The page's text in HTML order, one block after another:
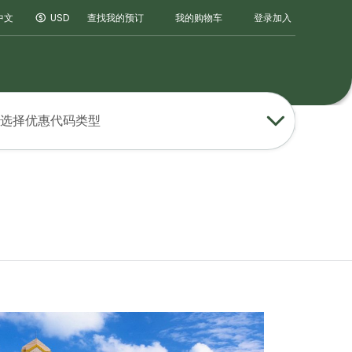
文 USD 查找我的预订 我的购物车 登录加入
选择优惠代码类型